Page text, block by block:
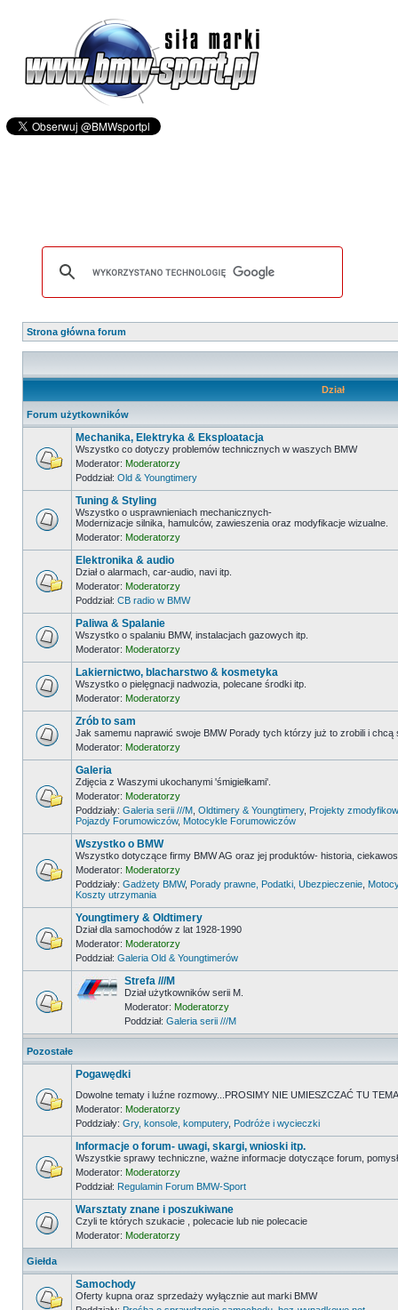
Strona główna forum
Dział
Forum użytkowników
Mechanika, Elektryka & Eksploatacja
Wszystko co dotyczy problemów technicznych w waszych BMW
Moderator: Moderatorzy
Poddział: Old & Youngtimery
Tuning & Styling
Wszystko o usprawnieniach mechanicznych-
Modernizacje silnika, hamulców, zawieszenia oraz modyfikacje wizualne.
Moderator: Moderatorzy
Elektronika & audio
Dział o alarmach, car-audio, navi itp.
Moderator: Moderatorzy
Poddział: CB radio w BMW
Paliwa & Spalanie
Wszystko o spalaniu BMW, instalacjach gazowych itp.
Moderator: Moderatorzy
Lakiernictwo, blacharstwo & kosmetyka
Wszystko o pielęgnacji nadwozia, polecane środki itp.
Moderator: Moderatorzy
Zrób to sam
Jak samemu naprawić swoje BMW Porady tych którzy już to zrobili i
Moderator: Moderatorzy
Galeria
Zdjęcia z Waszymi ukochanymi 'śmigiełkami'.
Moderator: Moderatorzy
Poddziały: Galeria serii ///M Oldtimery & Youngtimery, Projekty
Pojazdy Forumowiczów, Motocykle Forumowiczów
Wszystko o BMW
Wszystko dotyczące firmy BMW AG oraz jej produktów- historia,
Moderator: Moderatorzy
Poddziały: Gadżety BMW, Porady prawne, Podatki, Ubezpieczenie
Koszty utrzymania
Youngtimery & Oldtimery
Dział dla samochodów z lat 1928-1990
Moderator: Moderatorzy
Poddział: Galeria Old & Youngtimerów
Strefa ///M
Dział użytkowników serii M.
Moderator: Moderatorzy
Poddział: Galeria serii ///M
Pozostałe
Pogawędki
Dowolne tematy i luźne rozmowy...PROSIMY NIE UMIESZCZAĆ TU
Moderator: Moderatorzy
Poddziały: Gry, konsole, komputery, Podróże i wycieczki
Informacje o forum- uwagi, skargi, wnioski itp.
Wszystkie sprawy techniczne, ważne informacje dotyczące forum,
Moderator: Moderatorzy
Poddział: Regulamin Forum BMW-Sport
Warsztaty znane i poszukiwane
Czyli te których szukacie , polecacie lub nie polecacie
Moderator: Moderatorzy
Giełda
Samochody
Oferty kupna oraz sprzedaży wyłącznie aut marki BMW